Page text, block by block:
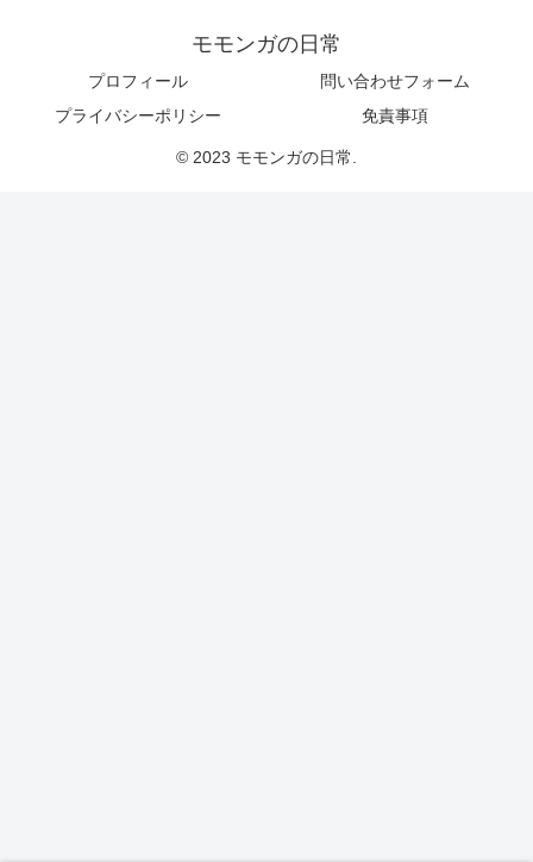
モモンガの日常
プロフィール
問い合わせフォーム
プライバシーポリシー
免責事項
© 2023 モモンガの日常.